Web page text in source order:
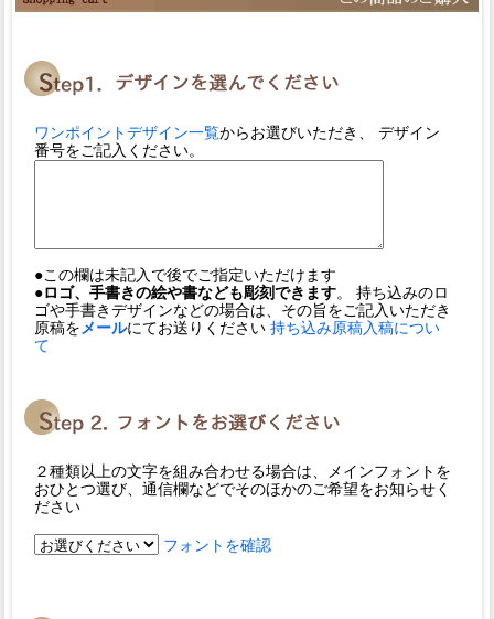
ワンポイントデザイン一覧からお選びいただき、 デザイン
番号をご記入ください。
●この欄は未記入で後でご指定いただけます
●ロゴ、手書きの絵や書なども彫刻できます。 持ち込みのロ
ゴや手書きデザインなどの場合は、その旨をご記入いただき
原稿を メールにてお送りください 持ち込み原稿入稿につい
て
２種類以上の文字を組み合わせる場合は、メインフォントを
おひとつ選び、通信欄などでそのほかのご希望をお知らせく
ださい
フォントを確認